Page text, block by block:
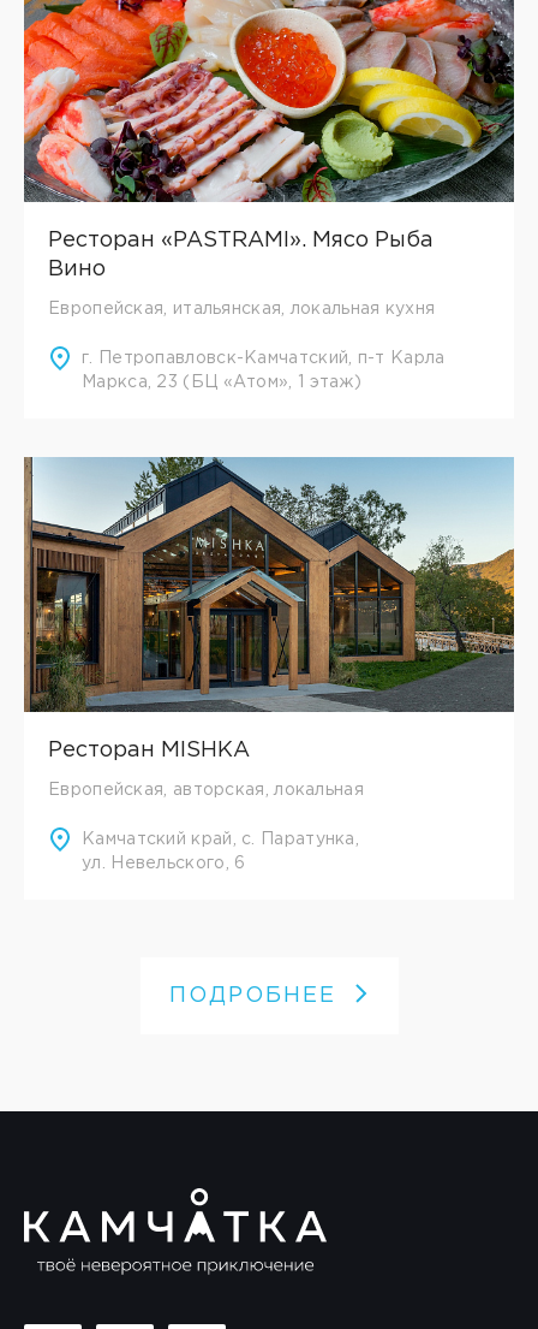
Ресторан «PASTRAMI». Мясо Рыба
Вино
Европейская, итальянская, локальная кухня
г. Петропавловск-Камчатский, п-т Карла
Маркса, 23 (БЦ «Атом», 1 этаж)
Ресторан MISHKA
Европейская, авторская, локальная
Камчатский край, с. Паратунка,
ул. Невельского, 6
ПОДРОБНЕЕ